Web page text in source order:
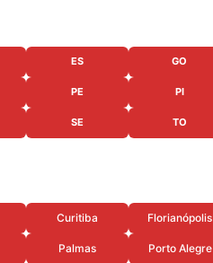
ES GO
PE PI
SE TO
Curitiba Florianópolis
Palmas Porto Alegre